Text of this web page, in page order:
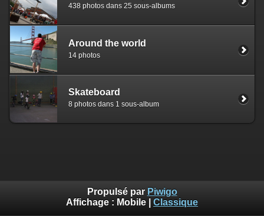
438 photos dans 25 sous-albums
Around the world
14 photos
Skateboard
8 photos dans 1 sous-album
Propulsé par Piwigo
Affichage : Mobile Classique